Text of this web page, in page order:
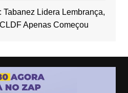
Lidera Lembrança,
Apenas Começou